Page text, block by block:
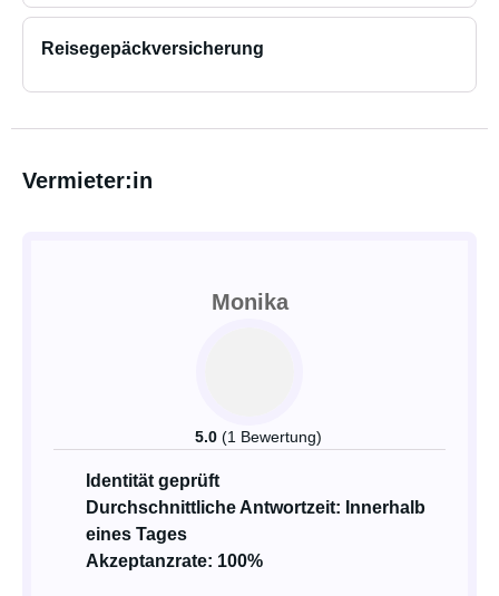
Reisegepäckversicherung
Vermieter:in
Monika
5.0 (1 Bewertung)
Identität geprüft
Durchschnittliche Antwortzeit: Innerhalb
eines Tages
Akzeptanzrate: 100%